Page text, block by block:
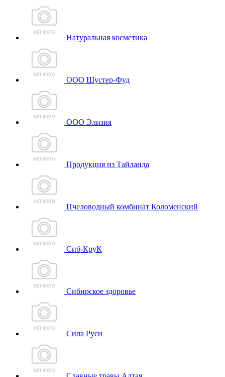
Натуральная косметика
ООО Шустер-Фуд
ООО Элизия
Продукция из Тайланда
Пчеловодный комбинат Коломенский
Сиб-КруК
Сибирское здоровье
Сила Руси